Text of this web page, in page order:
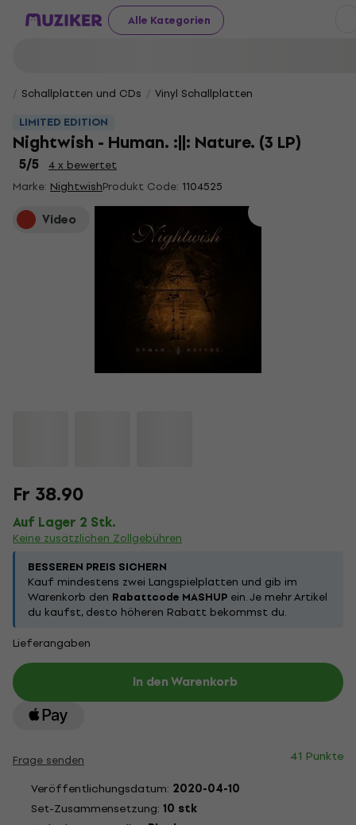
Alle Kategorien
Schallplatten und CDs
Vinyl Schallplatten
LIMITED EDITION
Nightwish - Human. :||: Nature. (3 LP)
5/5 4 x bewertet
Marke: NightwishProdukt Code: 1104525
Video
Fr 38.90
Auf Lager 2 Stk.
Keine zusätzlichen Zollgebühren
BESSEREN PREIS SICHERN
Kauf mindestens zwei Langspielplatten und gib im
Warenkorb den Rabattcode MASHUP ein. Je mehr Artikel
du kaufst, desto höheren Rabatt bekommst du.
Lieferangaben
In den Warenkorb
Frage senden
41 Punkte
Veröffentlichungsdatum: 2020-04-10
Set-Zusammensetzung: 10 stk